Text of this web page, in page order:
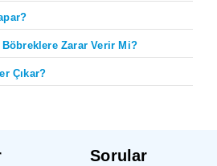
Zarar Verir Mi?
Çıkar?
Sorular